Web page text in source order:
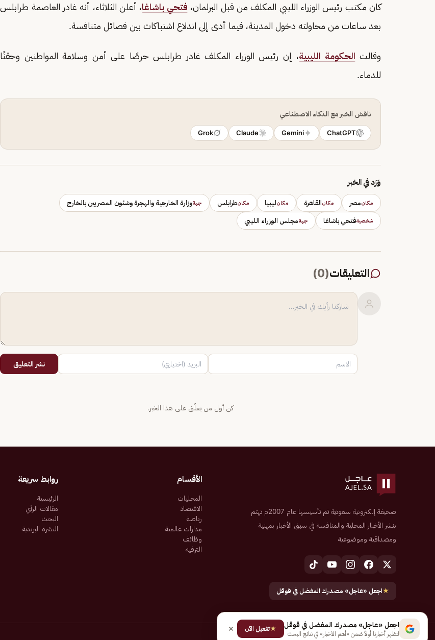
كان مكتب رئيس الوزراء الليبي المكلف من قبل البرلمان، فتحي باشاغا، أعلن الثلاثاء، أنه غادر العاصمة طرابلس
بعد ساعات من محاولته دخول المدينة، فيما أدى إلى اندلاع اشتباكات بين فصائل متنافسة.
وقالت الحكومة الليبية، إن رئيس الوزراء المكلف غادر طرابلس حرصًا على أمن وسلامة المواطنين وحقنًا
للدماء.
ناقش الخبر مع الذكاء الاصطناعي
ChatGPT
Gemini
Claude
Grok
وَرَد في الخبر
مكانمصر مكانالقاهرة مكانليبيا مكانطرابلس جهةوزارة الخارجية والهجرة وشئون المصريين بالخارج
شخصيةفتحي باشاغا جهةمجلس الوزراء الليبي
التعليقات(
0
)
نشر التعليق
كن أول من يعلّق على هذا الخبر.
صحيفة إلكترونية سعودية تم تأسيسها عام 2007م تهتم
بنشر الأخبار المحلية والمنافسة في سبق الأخبار بمهنية
ومصداقية وموضوعية
★اجعل «عاجل» مصدرك المفضل في قوقل
الأقسام
المحليات
الاقتصاد
رياضة
مدارات عالمية
وظائف
الترفيه
روابط سريعة
الرئيسية
مقالات الرأي
البحث
النشرة البريدية
جميع الحقوق محفوظة لـ شركة إيجاز للنشر الإلكتروني المالكة لصحيفة عاجل
اجعل «عاجل» مصدرك المفضل في قوقل
لتظهر أخبارنا أولاً ضمن «أهم الأخبار» في نتائج البحث
★تفعيل الآن